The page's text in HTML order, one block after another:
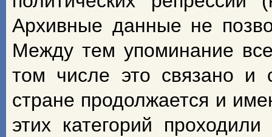
Архивные данные не
Между тем упоминание
том числе это связано и
стране продолжается и
этих категорий